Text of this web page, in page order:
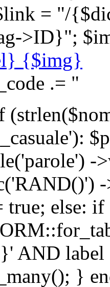
= "/
>ID}";
{$img}
.= "
-
true; else:
AND
}